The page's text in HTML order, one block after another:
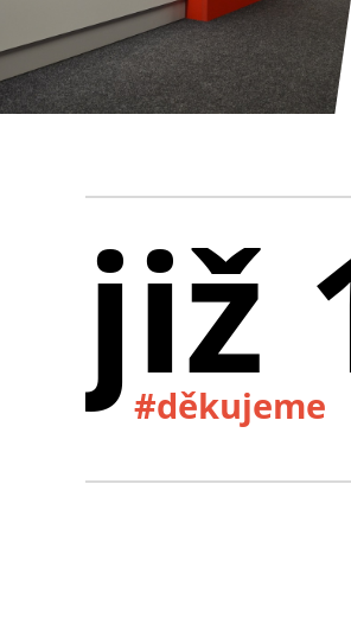
již
#děkujeme